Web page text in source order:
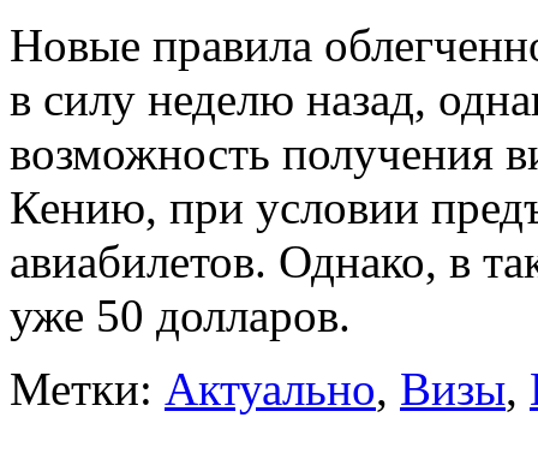
Новые правила
в силу неделю назад,
возможность получения
Кению, при условии
авиабилетов. Однако, в
уже 50 долларов.
Метки: Актуально, Визы,